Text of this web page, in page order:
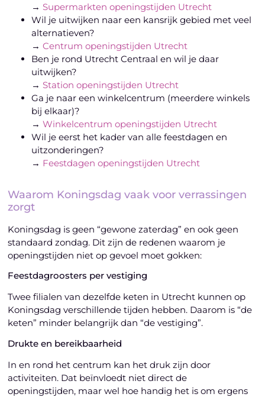
→ Supermarkten openingstijden Utrecht
Wil je uitwijken naar een kansrijk gebied met veel
alternatieven?
→Centrum openingstijden Utrecht
Ben je rond Utrecht Centraal en wil je daar
uitwijken?
→ Station openingstijden Utrecht
Ga je naar een winkelcentrum (meerdere winkels
bij elkaar)?
→Winkelcentrum openingstijden Utrecht
Wil je eerst het kader van alle feestdagen en
uitzonderingen?
→ Feestdagen openingstijden Utrecht
Waarom Koningsdag vaak voor verrassingen
zorgt
Koningsdag is geen “gewone zaterdag” en ook geen
standaard zondag. Dit zijn de redenen waarom je
openingstijden niet op gevoel moet gokken:
Feestdagroosters per vestiging
Twee filialen van dezelfde keten in Utrecht kunnen op
Koningsdag verschillende tijden hebben. Daarom is “de
keten” minder belangrijk dan “de vestiging”.
Drukte en bereikbaarheid
In en rond het centrum kan het druk zijn door
activiteiten. Dat beïnvloedt niet direct de
openingstijden, maar wel hoe handig het is om ergens